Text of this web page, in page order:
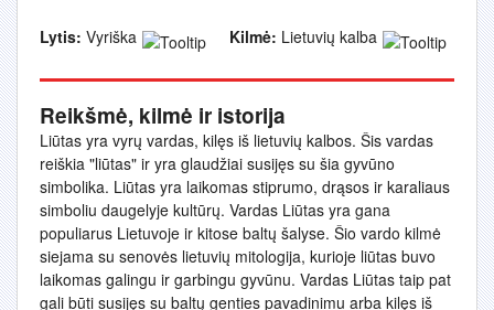
Lytis: Vyriška Kilmė: Lietuvių kalba
Reikšmė, kilmė ir istorija
Liūtas yra vyrų vardas, kilęs iš lietuvių kalbos. Šis vardas
reiškia "liūtas" ir yra glaudžiai susijęs su šia gyvūno
simbolika. Liūtas yra laikomas stiprumo, drąsos ir karaliaus
simboliu daugelyje kultūrų. Vardas Liūtas yra gana
populiarus Lietuvoje ir kitose baltų šalyse. Šio vardo kilmė
siejama su senovės lietuvių mitologija, kurioje liūtas buvo
laikomas galingu ir garbingu gyvūnu. Vardas Liūtas taip pat
gali būti susijęs su baltų genties pavadinimu arba kilęs iš